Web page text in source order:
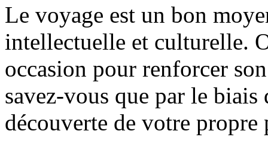
Le voyage est un bon
intellectuelle et culturelle.
occasion pour renforcer
savez-vous que par le
découverte de votre propre